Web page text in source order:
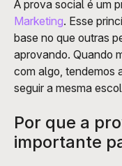
Marketing. Esse
base no que outras
aprovando. Quando
com algo, tendemos
seguir a mesma
Por que a
importante